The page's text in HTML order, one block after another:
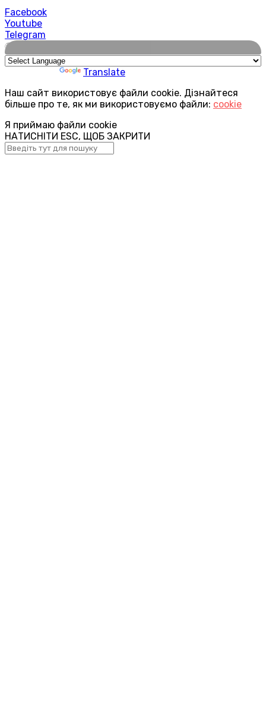
Facebook
Youtube
Telegram
🌍
Translate
Наш сайт використовує файли cookie. Дізнайтеся
більше про те, як ми використовуємо файли: cookie
Я приймаю файли cookie
НАТИСНІТИ ESC, ЩОБ ЗАКРИТИ